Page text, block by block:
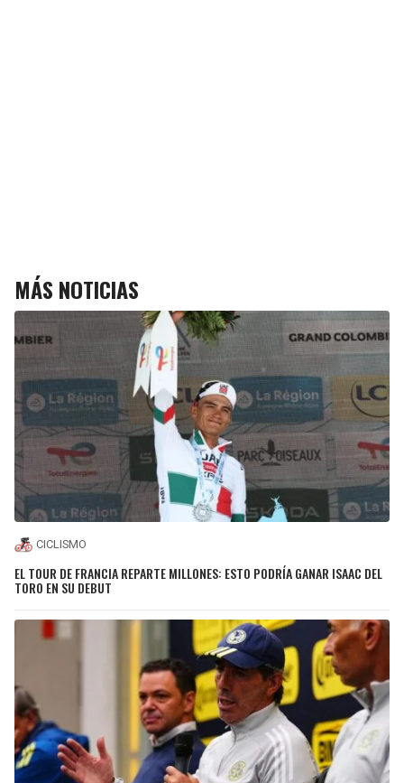
MÁS NOTICIAS
CICLISMO
EL TOUR DE FRANCIA REPARTE MILLONES: ESTO PODRÍA GANAR ISAAC DEL
TORO EN SU DEBUT